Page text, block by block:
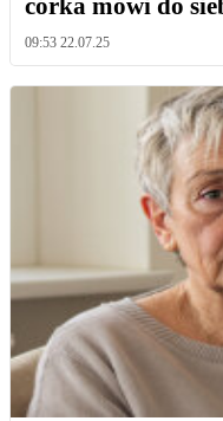
córka mówi do
09:53 22.07.25